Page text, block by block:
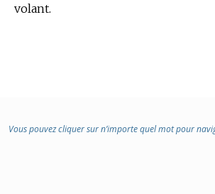
volant.
Vous pouvez cliquer sur n’importe quel mot pour